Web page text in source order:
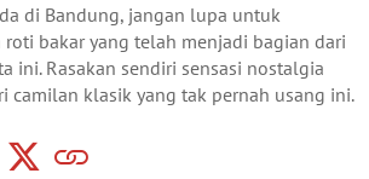
di Bandung, jangan lupa untuk
bakar yang telah menjadi bagian dari
ini. Rasakan sendiri sensasi nostalgia
camilan klasik yang tak pernah usang ini.